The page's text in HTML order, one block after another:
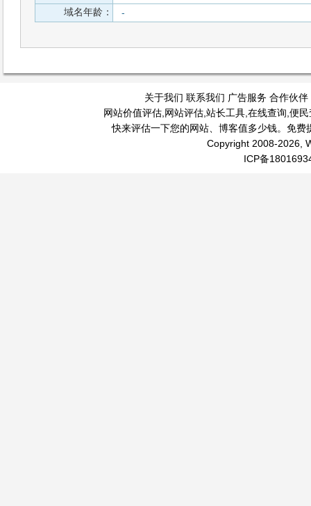
域名年龄： -
关于我们 联系我们 广告服务 合作伙伴
网站价值评估, 网站评估, 站长工具, 在线查询 便民
快来评估一下您的网站、博客值多少钱。免
Copyright 2008-2026,
ICP备